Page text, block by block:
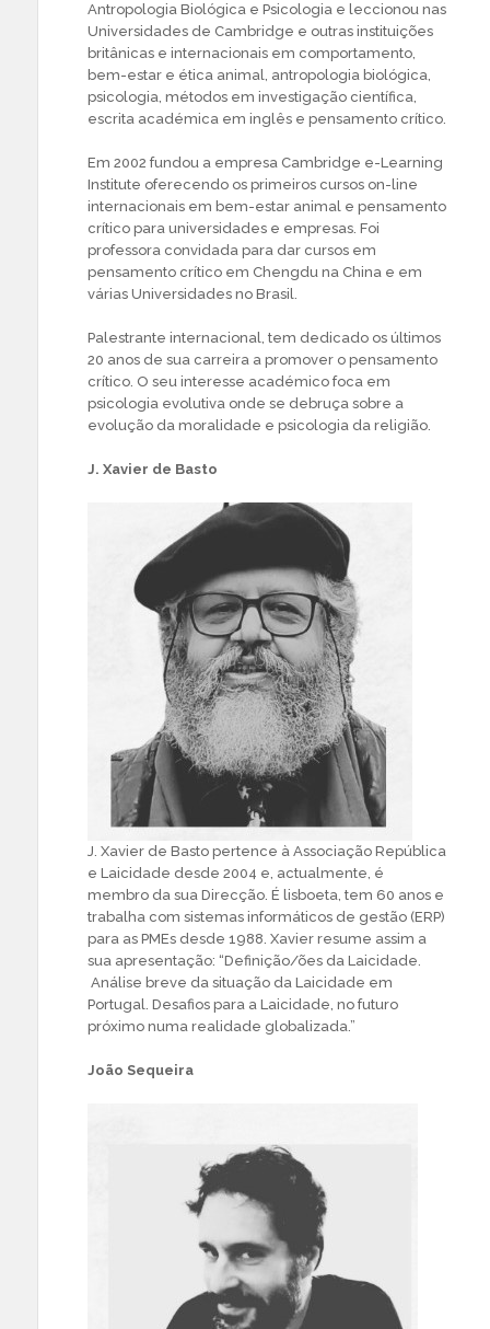
Antropologia Biológica e Psicologia e leccionou nas
Universidades de Cambridge e outras instituições
britânicas e internacionais em comportamento,
bem-estar e ética animal, antropologia biológica,
psicologia, métodos em investigação científica,
escrita académica em inglês e pensamento crítico.
Em 2002 fundou a empresa Cambridge e-Learning
Institute oferecendo os primeiros cursos on-line
internacionais em bem-estar animal e pensamento
crítico para universidades e empresas. Foi
professora convidada para dar cursos em
pensamento crítico em Chengdu na China e em
várias Universidades no Brasil.
Palestrante internacional, tem dedicado os últimos
20 anos de sua carreira a promover o pensamento
crítico. O seu interesse académico foca em
psicologia evolutiva onde se debruça sobre a
evolução da moralidade e psicologia da religião.
J. Xavier de Basto
J. Xavier de Basto pertence à Associação República
e Laicidade desde 2004 e, actualmente, é
membro da sua Direcção. É lisboeta, tem 60 anos e
trabalha com sistemas informáticos de gestão (ERP)
para as PMEs desde 1988. Xavier resume assim a
sua apresentação: “Definição/ões da Laicidade.
Análise breve da situação da Laicidade em
Portugal. Desafios para a Laicidade, no futuro
próximo numa realidade globalizada.”
João Sequeira